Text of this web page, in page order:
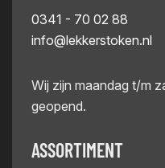
0341 - 70 02 88
info@lekkerstoken.nl
Wij zijn maandag t/m
geopend.
ASSORTIMENT